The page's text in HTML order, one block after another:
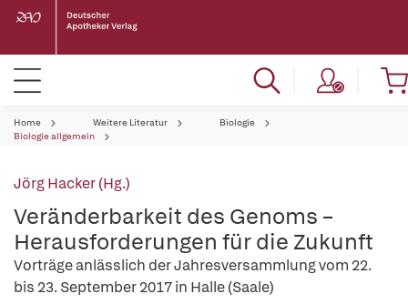
Home Weitere Literatur
Biologie
Biologie allgemein
Jörg Hacker (Hg.)
Veränderbarkeit des Genoms –
Herausforderungen für die Zukunft
Vorträge anlässlich der Jahresversammlung vom 22.
bis 23. September 2017 in Halle (Saale)